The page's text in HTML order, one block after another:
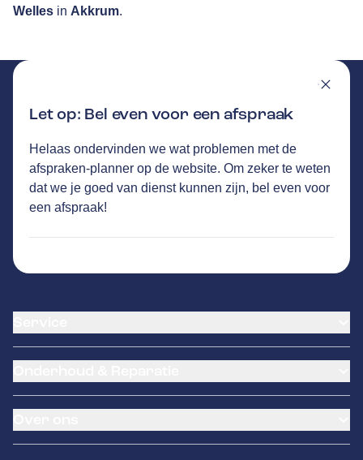
Welles in Akkrum.
Let op: Bel even voor een afspraak
Helaas ondervinden we wat problemen met de
afspraken-planner op de website. Om zeker te weten
dat we je goed van dienst kunnen zijn, bel even voor
een afspraak!
TEO WELLES
GA NAAR DE HOMEPAGINA
Route
De Loads 1, 8491PH
774klanten waarderen Autovakmeester Teo
Banden service
Pechhulp
Schade en reparatie